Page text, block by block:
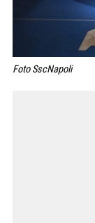
Foto SscNapoli